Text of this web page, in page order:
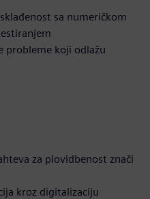
sa numeričkom
probleme koji odlažu
za plovidbenost znači
kroz digitalizaciju